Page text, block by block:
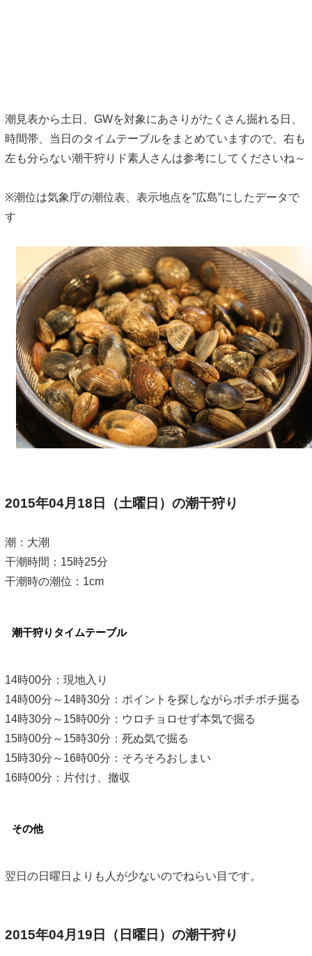
潮見表から土日、GWを対象にあさりがたくさん掘れる日、
時間帯、当日のタイムテーブルをまとめていますので、右も
左も分らない潮干狩りド素人さんは参考にしてくださいね～
※潮位は気象庁の潮位表、表示地点を”広島”にしたデータで
す
2015年04月18日（土曜日）の潮干狩り
潮：大潮
干潮時間：15時25分
干潮時の潮位：1cm
潮干狩りタイムテーブル
14時00分：現地入り
14時00分～14時30分：ポイントを探しながらボチボチ掘る
14時30分～15時00分：ウロチョロせず本気で掘る
15時00分～15時30分：死ぬ気で掘る
15時30分～16時00分：そろそろおしまい
16時00分：片付け、撤収
その他
翌日の日曜日よりも人が少ないのでねらい目です。
2015年04月19日（日曜日）の潮干狩り